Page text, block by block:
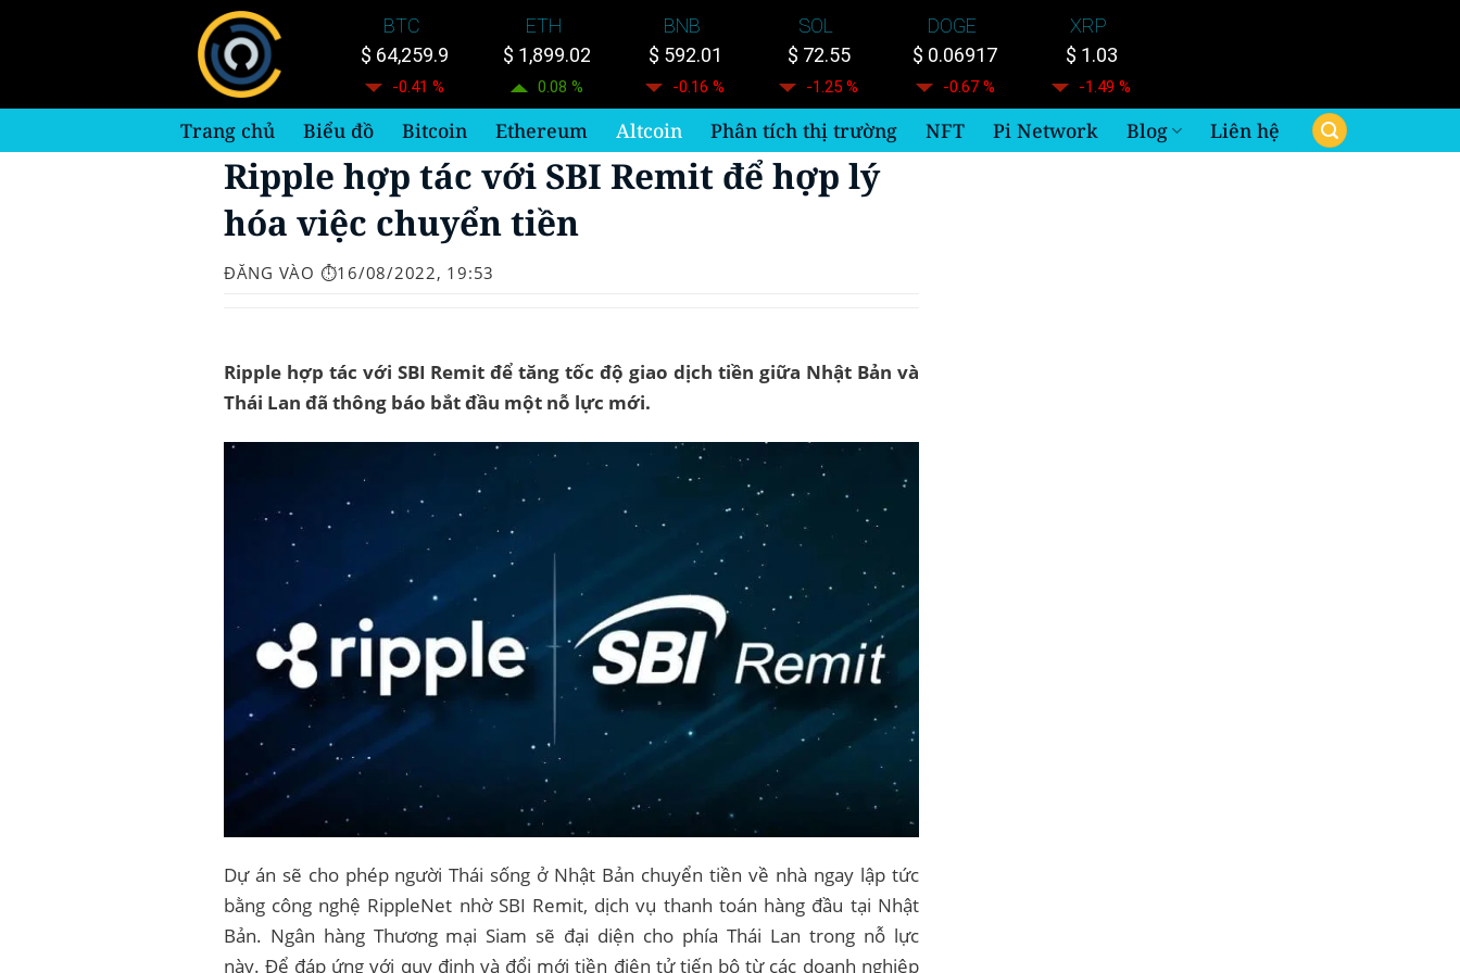
BTC
$ 64,259.9
-0.41 %
ETH
$ 1,899.02
0.08 %
BNB
$ 592.01
-0.16 %
SOL
$ 72.55
-1.25 %
DOGE
$ 0.06917
-0.67 %
XRP
$ 1.03
-1.49 %
Trang chủ Biểu đồ Bitcoin Ethereum Altcoin Phân tích thị trường NFT Pi Network Blog Liên hệ
Ripple hợp tác với SBI Remit để hợp lý
hóa việc chuyển tiền
ĐĂNG VÀO ⏱️16/08/2022, 19:53
Ripple hợp tác với SBI Remit để tăng tốc độ giao dịch tiền giữa Nhật Bản và
Thái Lan đã thông báo bắt đầu một nỗ lực mới.
Dự án sẽ cho phép người Thái sống ở Nhật Bản chuyển tiền về nhà ngay lập tức
bằng công nghệ RippleNet nhờ SBI Remit, dịch vụ thanh toán hàng đầu tại Nhật
Bản. Ngân hàng Thương mại Siam sẽ đại diện cho phía Thái Lan trong nỗ lực
này. Để đáp ứng với quy định và đổi mới tiền điện tử tiến bộ từ các doanh nghiệp